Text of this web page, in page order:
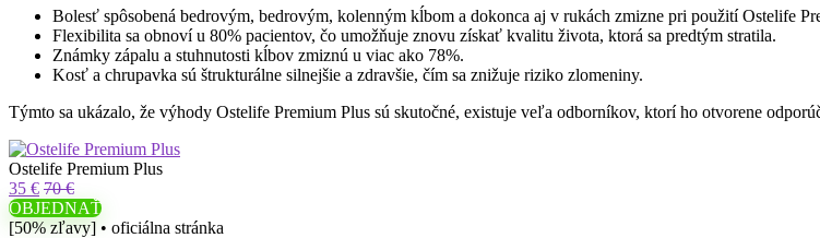
Bolesť spôsobená bedrovým, bedrovým, kolenným kĺbom a dokonca aj v rukách zmizne pri použití Ostelife
Flexibilita sa obnoví u 80% pacientov, čo umožňuje znovu získať kvalitu života, ktorá sa predtým stratila.
Známky zápalu a stuhnutosti kĺbov zmiznú u viac ako 78%.
Kosť a chrupavka sú štrukturálne silnejšie a zdravšie, čím sa znižuje riziko zlomeniny.
Týmto sa ukázalo, že výhody Ostelife Premium Plus sú skutočné, existuje veľa odborníkov, ktorí ho otvorene
Ostelife Premium Plus
35 € 70 €
OBJEDNAŤ
[50% zľavy] • oficiálna stránka